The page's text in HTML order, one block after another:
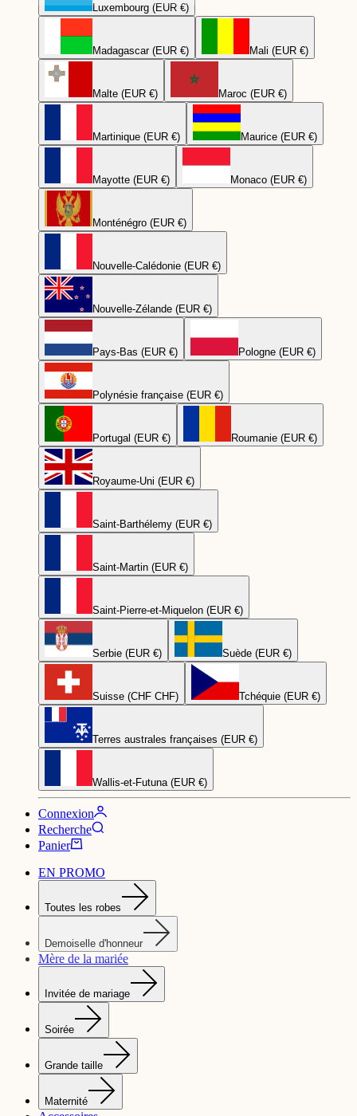
Luxembourg (EUR €)
Madagascar (EUR €) Mali (EUR €)
Malte (EUR €) Maroc (EUR €)
Martinique (EUR €) Maurice (EUR €)
Mayotte (EUR €) Monaco (EUR €)
Monténégro (EUR €)
Nouvelle-Calédonie (EUR €)
Nouvelle-Zélande (EUR €)
Pays-Bas (EUR €) Pologne (EUR €)
Polynésie française (EUR €)
Portugal (EUR €) Roumanie (EUR €)
Royaume-Uni (EUR €)
Saint-Barthélemy (EUR €)
Saint-Martin (EUR €)
Saint-Pierre-et-Miquelon (EUR €)
Serbie (EUR €) Suède (EUR €)
Suisse (CHF CHF) Tchéquie (EUR €)
Terres australes françaises (EUR €)
Wallis-et-Futuna (EUR €)
Connexion
Recherche
Panier
EN PROMO
Toutes les robes
Demoiselle d'honneur
Mère de la mariée
Invitée de mariage
Soirée
Grande taille
Maternité